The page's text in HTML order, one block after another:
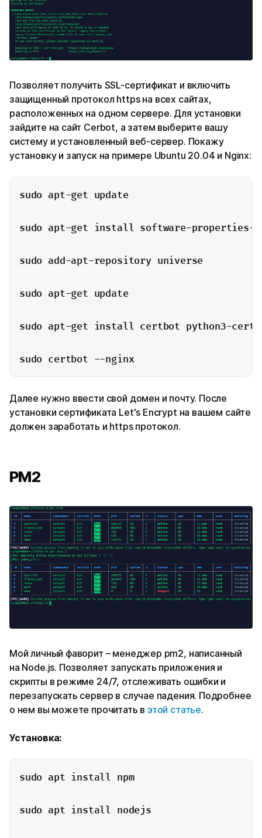
Позволяет получить SSL-сертификат и включить
защищенный протокол https на всех сайтах,
расположенных на одном сервере. Для установки
зайдите на сайт Cerbot, а затем выберите вашу
систему и установленный веб-сервер. Покажу
установку и запуск на примере Ubuntu 20.04 и Nginx:
sudo apt-get update
sudo apt-get install software-properties-
sudo add-apt-repository universe
sudo apt-get update
sudo apt-get install certbot python3-
sudo certbot --nginx
Далее нужно ввести свой домен и почту. После
установки сертификата Let's Encrypt на вашем сайте
должен заработать и https протокол.
PM2
Мой личный фаворит – менеджер pm2, написанный
на Node.js. Позволяет запускать приложения и
скрипты в режиме 24/7, отслеживать ошибки и
перезапускать сервер в случае падения. Подробнее
о нем вы можете прочитать в этой статье.
Установка:
sudo apt install npm
sudo apt install nodejs